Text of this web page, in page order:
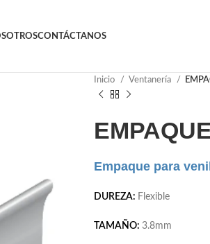
CONTÁCTANOS
Inicio Ventanería
Empaque para
DUREZA: Flexible
TAMAÑO: 3.8mm